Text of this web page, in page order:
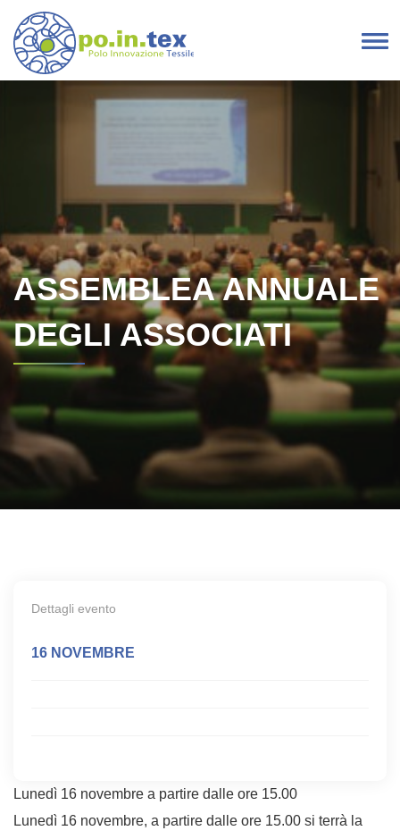
Navigazione principale
ASSEMBLEA ANNUALE
DEGLI ASSOCIATI
Lunedì 16 novembre a partire dalle ore 15.00
Lunedì 16 novembre, a partire dalle ore 15.00 si terrà la
Dettagli evento
16 NOVEMBRE